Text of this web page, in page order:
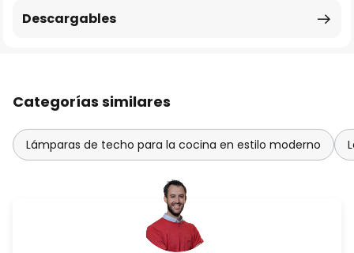
Descargables
Categorías similares
Lámparas de techo para la cocina en estilo moderno